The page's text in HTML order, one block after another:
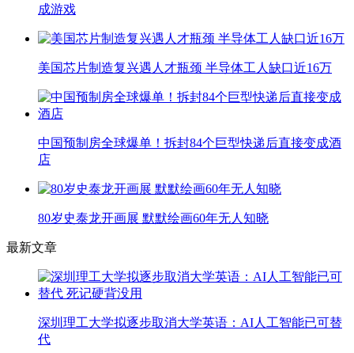
成游戏
美国芯片制造复兴遇人才瓶颈 半导体工人缺口近16万
中国预制房全球爆单！拆封84个巨型快递后直接变成酒
店
80岁史泰龙开画展 默默绘画60年无人知晓
最新文章
深圳理工大学拟逐步取消大学英语：AI人工智能已可替
代